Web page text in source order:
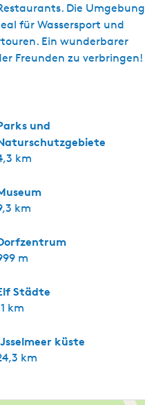
Die Umgebung
für Wassersport und
Ein wunderbarer
Freunden zu verbringen!
und
km
km
m
Städte
km
küste
km